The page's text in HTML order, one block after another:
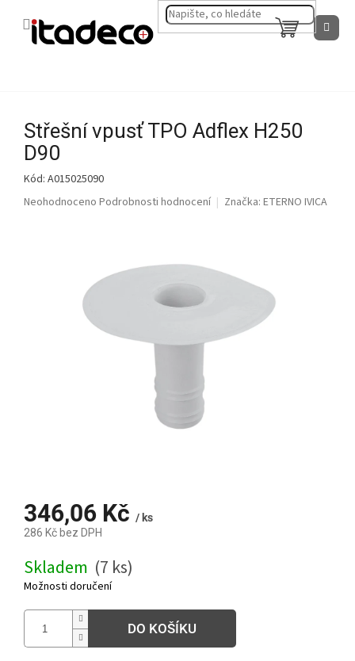
NÁKUPNÍ
KOŠÍK
Střešní vpusť TPO Adflex H250
D90
Kód: A015025090
Průměrné
Neohodnoceno Podrobnosti hodnocení Značka: ETERNO IVICA
346,06 Kč / ks
286 Kč bez DPH
cena:
Skladem (7 ks)
Možnosti doručení
DO KOŠÍKU